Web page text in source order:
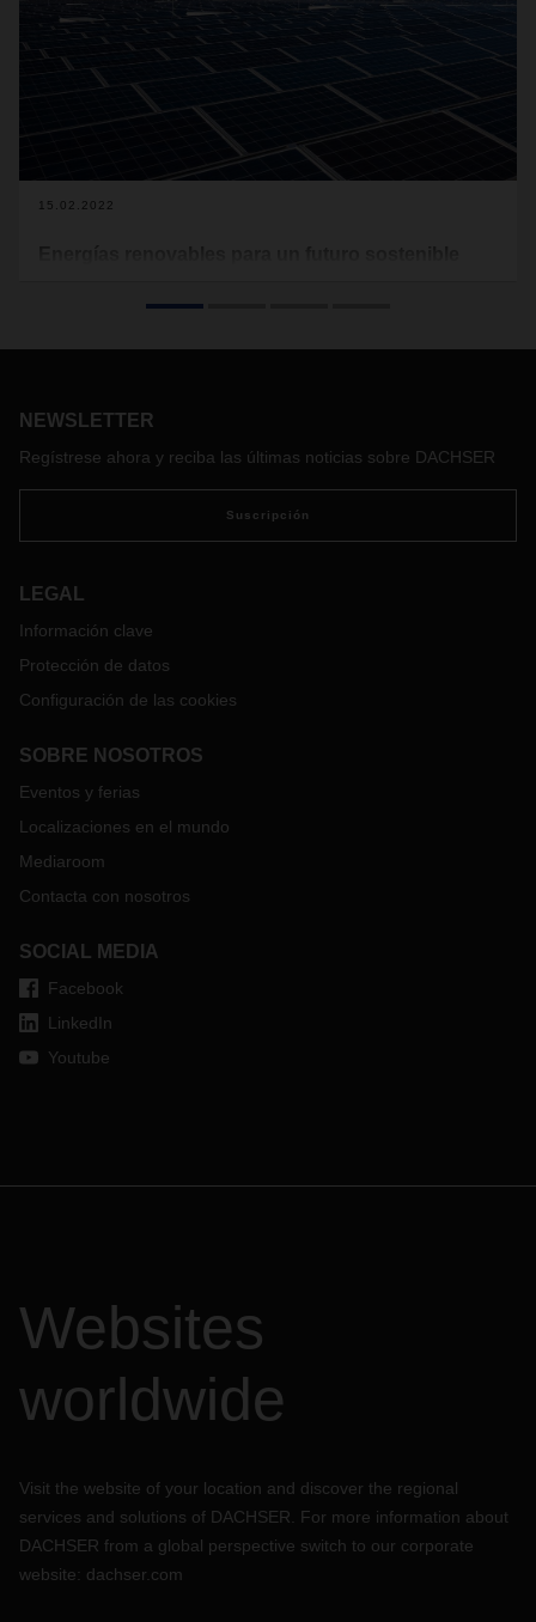
15.02.2022
proveedor de logística está marcando el camino para la
renovables, la construcción de sistemas fotovoltaicos, etc.
NEWSLETTER
Regístrese ahora y reciba las últimas noticias sobre DACHSER
Suscripción
LEGAL
Información clave
Protección de datos
Configuración de las cookies
SOBRE NOSOTROS
Eventos y ferias
Localizaciones en el mundo
Mediaroom
Contacta con nosotros
SOCIAL MEDIA
Facebook
LinkedIn
Youtube
Websites
worldwide
Visit the website of your location and discover the regional
services and solutions of DACHSER. For more information about
DACHSER from a global perspective switch to our corporate
website: dachser.com